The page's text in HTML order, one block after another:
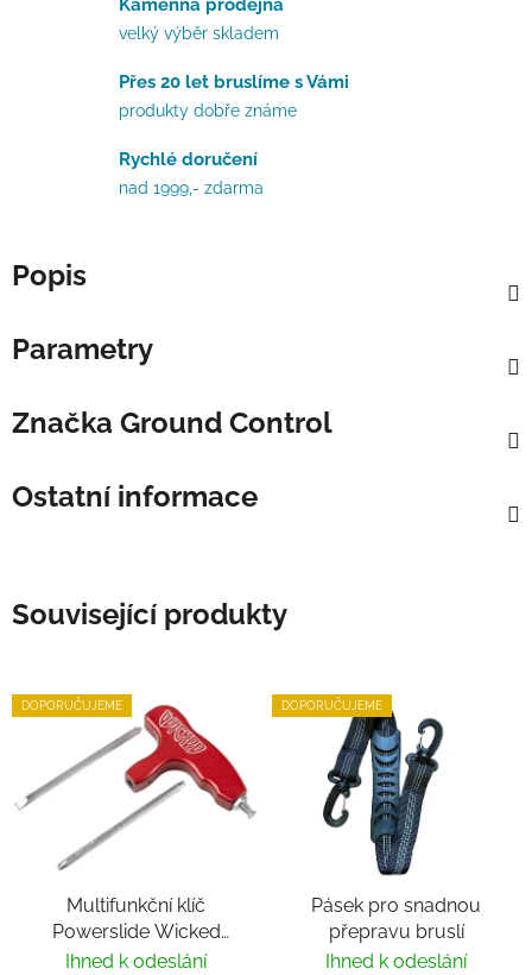
Kamenná prodejna
velký výběr skladem
Přes 20 let bruslíme s Vámi
produkty dobře známe
Rychlé doručení
nad 1999,- zdarma
Popis
Parametry
Značka Ground Control
Ostatní informace
Související produkty
DOPORUČUJEME
Multifunkční klíč
Powerslide Wicked
Hardcore Tool
Ihned k odeslání
DOPORUČUJEME
Pásek pro snadnou
přepravu bruslí
Ihned k odeslání